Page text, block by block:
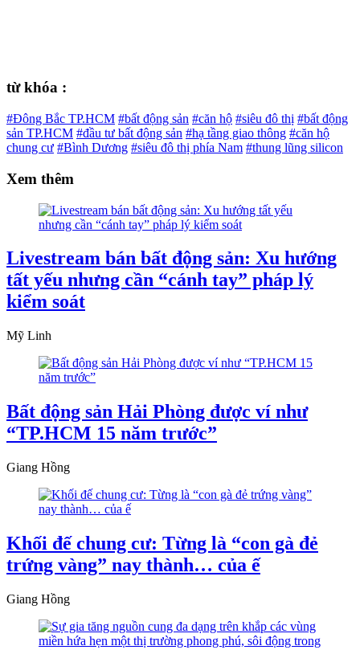
từ khóa :
#Đông Bắc TP.HCM #bất động sản #căn hộ #siêu đô thị #bất động
sản TP.HCM #đầu tư bất động sản #hạ tầng giao thông #căn hộ
chung cư #Bình Dương #siêu đô thị phía Nam #thung lũng silicon
Xem thêm
Livestream bán bất động sản: Xu hướng
tất yếu nhưng cần “cánh tay” pháp lý
kiểm soát
Mỹ Linh
Bất động sản Hải Phòng được ví như
“TP.HCM 15 năm trước”
Giang Hồng
Khối đế chung cư: Từng là “con gà đẻ
trứng vàng” nay thành… của ế
Giang Hồng